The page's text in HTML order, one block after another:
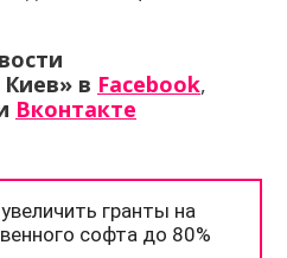
в Facebook,
Вконтакте